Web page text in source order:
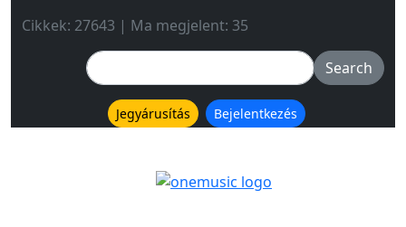
Cikkek: 27643 | Ma megjelent: 35
Jegyárusítás Bejelentkezés